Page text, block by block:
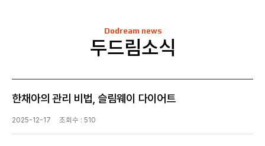
Dodream news
두드림소식
한채아의 관리 비법, 슬림웨이 다이어트
2025-12-17 조회수 : 510